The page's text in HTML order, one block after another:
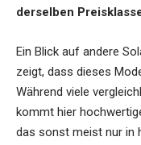
derselben
Ein Blick auf andere
zeigt, dass dieses
Während viele
kommt hier
das sonst meist nur in